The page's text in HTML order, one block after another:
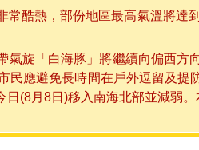
常酷熱，部份地區最高氣溫將
氣旋「白海豚」將繼續向偏西
民應避免長時間在戶外逗留及
(8月8日)移入南海北部並減弱